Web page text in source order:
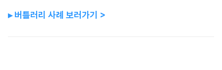
▸ 버틀러리 사례 보러가기 >